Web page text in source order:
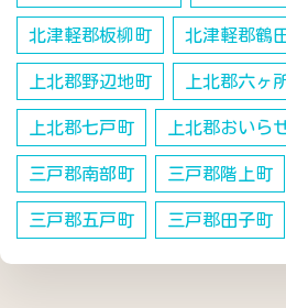
北津軽郡板柳町 北津軽郡鶴
上北郡野辺地町 上北郡六ヶ
上北郡七戸町 上北郡おいら
三戸郡南部町 三戸郡階上町
三戸郡五戸町 三戸郡田子町